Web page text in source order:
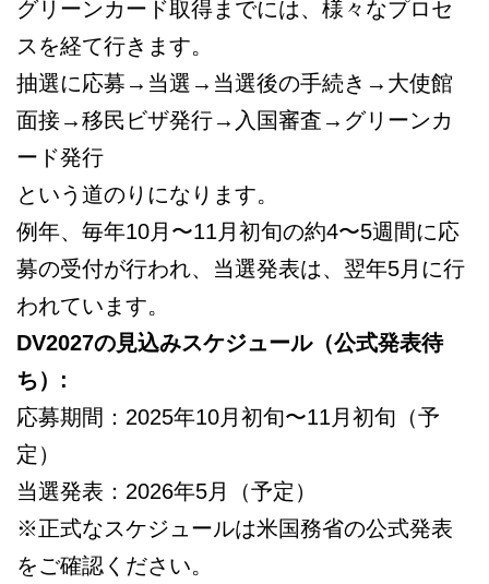
グリーンカード取得までには、様々なプロセ
スを経て行きます。
抽選に応募→当選→当選後の手続き→大使館
面接→移民ビザ発行→入国審査→グリーンカ
ード発行
という道のりになります。
例年、毎年10月〜11月初旬の約4〜5週間に応
募の受付が行われ、当選発表は、翌年5月に行
われています。
DV2027の見込みスケジュール（公式発表待
ち）:
応募期間：2025年10月初旬〜11月初旬（予
定）
当選発表：2026年5月（予定）
※正式なスケジュールは米国務省の公式発表
をご確認ください。